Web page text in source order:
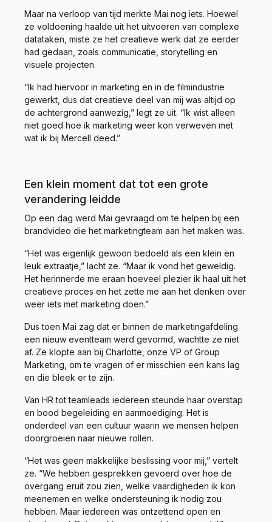
Maar na verloop van tijd merkte Mai nog iets. Hoewel
ze voldoening haalde uit het uitvoeren van complexe
datataken, miste ze het creatieve werk dat ze eerder
had gedaan, zoals communicatie, storytelling en
visuele projecten.
“Ik had hiervoor in marketing en in de filmindustrie
gewerkt, dus dat creatieve deel van mij was altijd op
de achtergrond aanwezig,” legt ze uit. “Ik wist alleen
niet goed hoe ik marketing weer kon verweven met
wat ik bij Mercell deed.”
Een klein moment dat tot een grote
verandering leidde
Op een dag werd Mai gevraagd om te helpen bij een
brandvideo die het marketingteam aan het maken was.
“Het was eigenlijk gewoon bedoeld als een klein en
leuk extraatje,” lacht ze. “Maar ik vond het geweldig.
Het herinnerde me eraan hoeveel plezier ik haal uit het
creatieve proces en het zette me aan het denken over
weer iets met marketing doen.”
Dus toen Mai zag dat er binnen de marketingafdeling
een nieuw eventteam werd gevormd, wachtte ze niet
af. Ze klopte aan bij Charlotte, onze VP of Group
Marketing, om te vragen of er misschien een kans lag
en die bleek er te zijn.
Van HR tot teamleads iedereen steunde haar overstap
en bood begeleiding en aanmoediging. Het is
onderdeel van een cultuur waarin we mensen helpen
doorgroeien naar nieuwe rollen.
“Het was geen makkelijke beslissing voor mij,” vertelt
ze. “We hebben gesprekken gevoerd over hoe de
overgang eruit zou zien, welke vaardigheden ik kon
meenemen en welke ondersteuning ik nodig zou
hebben. Maar iedereen was ontzettend open en